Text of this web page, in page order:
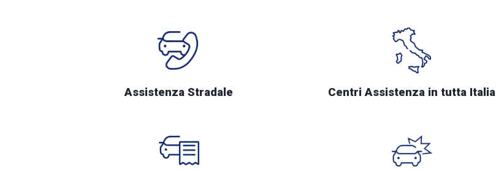
Assistenza Stradale Centri Assistenza in tutta Italia